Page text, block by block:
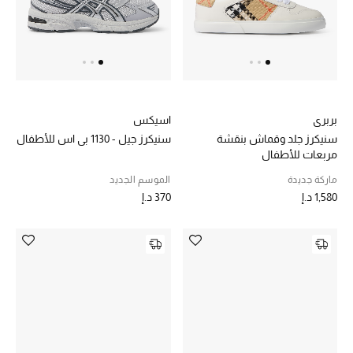
المجوهرات
عرض كل التنزيلات
مجوهرات فاخرة للنساء
مجوهرات عصرية للنساء
مجوهرات فاخرة للأطفال
بربري
سنيكرز جلد وقماش بنقشة
مربعات للأطفال
ماركة جديدة
1,580 د.إ
اسيكس
سنيكرز جيل - 1130 بي اس للأطفال
الموسم الجديد
370 د.إ